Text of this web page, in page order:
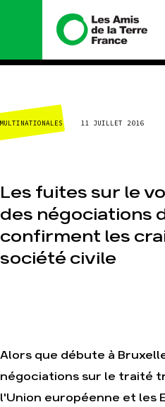
Nous connaître
Histoire
Valeurs
Équipes et
fonctionnement
monde
Agir
CLIMAT-ÉNERGIE 11 JUILLET 2016
Les fuites sur le
des négociations
confirment les
société civile
Alors que débute à
négociations sur le traité
l'Union européenne et les